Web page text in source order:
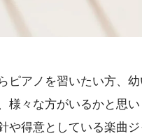
ピアノを習いたい方、
様々な方がいるかと思
や得意としている楽曲ジ